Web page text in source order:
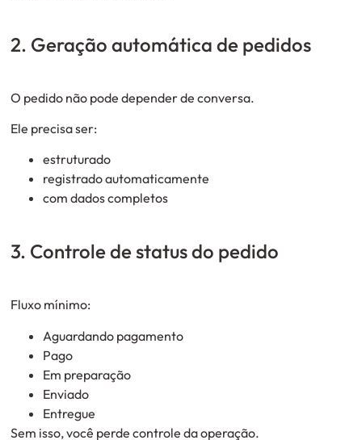
2. Geração automática de pedidos
O pedido não pode depender de conversa.
Ele precisa ser:
estruturado
registrado automaticamente
com dados completos
3. Controle de status do pedido
Fluxo mínimo:
Aguardando pagamento
Pago
Em preparação
Enviado
Entregue
Sem isso, você perde controle da operação.